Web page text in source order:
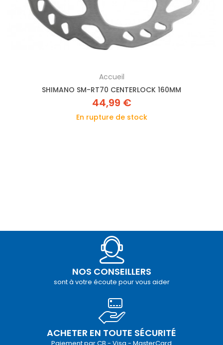
Accueil
SHIMANO SM-RT70 CENTERLOCK 160MM
44,99 €
En rupture de stock
NOS CONSEILLERS
sont à votre écoute pour vous aider
ACHETER EN TOUTE SÉCURITÉ